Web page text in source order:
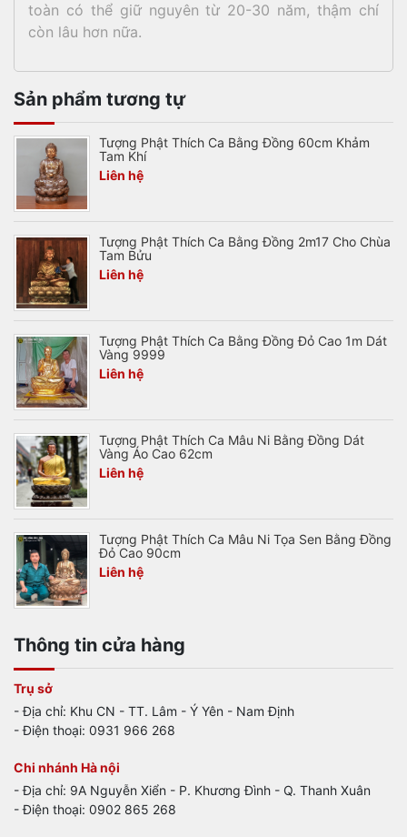
toàn có thể giữ nguyên từ 20-30 năm, thậm chí
còn lâu hơn nữa.
Sản phẩm tương tự
Tượng Phật Thích Ca Bằng Đồng 60cm Khảm
Tam Khí
Liên hệ
Tượng Phật Thích Ca Bằng Đồng 2m17 Cho Chùa
Tam Bửu
Liên hệ
Tượng Phật Thích Ca Bằng Đồng Đỏ Cao 1m Dát
Vàng 9999
Liên hệ
Tượng Phật Thích Ca Mâu Ni Bằng Đồng Dát
Vàng Áo Cao 62cm
Liên hệ
Tượng Phật Thích Ca Mâu Ni Tọa Sen Bằng Đồng
Đỏ Cao 90cm
Liên hệ
Thông tin cửa hàng
Trụ sở
- Địa chỉ: Khu CN - TT. Lâm - Ý Yên - Nam Định
- Điện thoại: 0931 966 268
Chi nhánh Hà nội
- Địa chỉ: 9A Nguyễn Xiển - P. Khương Đình - Q. Thanh Xuân
- Điện thoại: 0902 865 268